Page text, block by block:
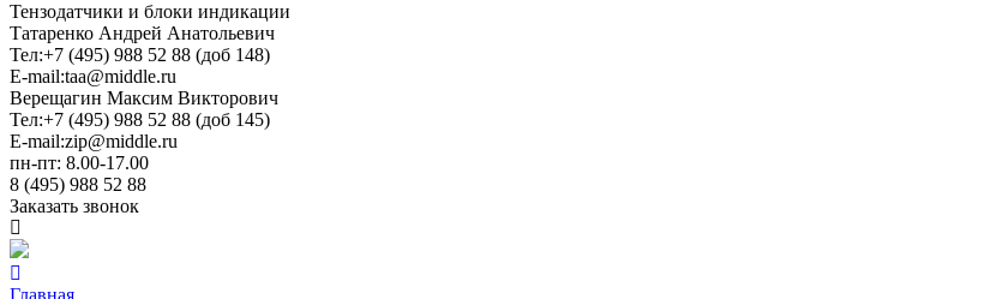
Тензодатчики и блоки индикации
Татаренко Андрей Анатольевич
Тел:+7 (495) 988 52 88 (доб 148)
E-mail:taa@middle.ru
Верещагин Максим Викторович
Тел:+7 (495) 988 52 88 (доб 145)
E-mail:zip@middle.ru
пн-пт: 8.00-17.00
8 (495) 988 52 88
Заказать звонок
Главная